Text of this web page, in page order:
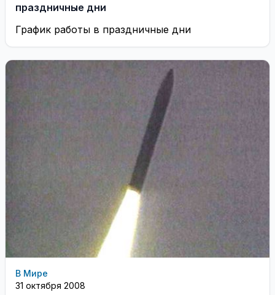
праздничные дни
График работы в праздничные дни
В Мире
31 октября 2008